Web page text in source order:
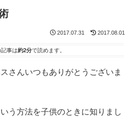
2017.07.31 2017.08.01
記事は約2分で読めます。
さんいつもありがとうございま
う方法を子供のときに知りまし